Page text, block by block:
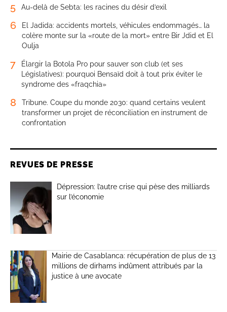
5 Au-delà de Sebta: les racines du désir d’exil
6
El Jadida: accidents mortels, véhicules endommagés… la
colère monte sur la «route de la mort» entre Bir Jdid et El
Oulja
7
Élargir la Botola Pro pour sauver son club (et ses
Législatives): pourquoi Bensaïd doit à tout prix éviter le
syndrome des «fraqchia»
8
Tribune. Coupe du monde 2030: quand certains veulent
transformer un projet de réconciliation en instrument de
confrontation
REVUES DE PRESSE
Dépression: l’autre crise qui pèse des milliards
sur l’économie
Mairie de Casablanca: récupération de plus de 13
millions de dirhams indûment attribués par la
justice à une avocate